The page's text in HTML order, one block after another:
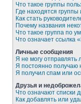
Что такое группы
Где находятся группы
Как стать
Почему названия
Что такое группа по
Что означает ссылка
Личные сообщения
Я не могу
Я постоянно
Я получил спам или
Друзья и
Что означают списки
Как добавлять или